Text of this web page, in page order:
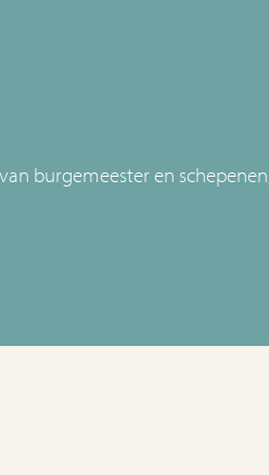
burgemeester en